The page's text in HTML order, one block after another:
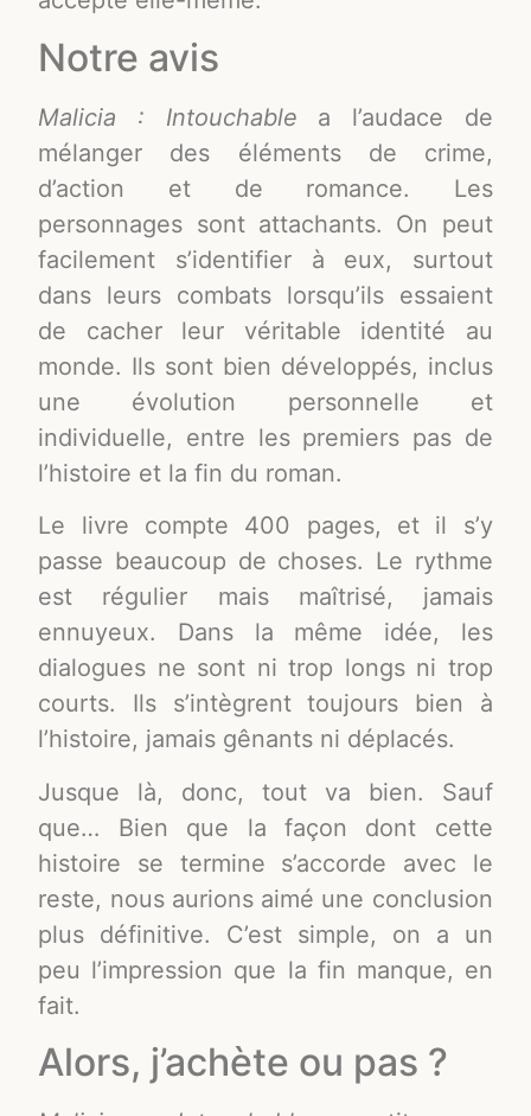
Notre avis
Malicia : Intouchable a l’audace de
mélanger des éléments de crime,
d’action et de romance. Les
personnages sont attachants. On peut
facilement s’identifier à eux, surtout
dans leurs combats lorsqu’ils essaient
de cacher leur véritable identité au
monde. Ils sont bien développés, inclus
une évolution personnelle et
individuelle, entre les premiers pas de
l’histoire et la fin du roman.
Le livre compte 400 pages, et il s’y
passe beaucoup de choses. Le rythme
est régulier mais maîtrisé, jamais
ennuyeux. Dans la même idée, les
dialogues ne sont ni trop longs ni trop
courts. Ils s’intègrent toujours bien à
l’histoire, jamais gênants ni déplacés.
Jusque là, donc, tout va bien. Sauf
que… Bien que la façon dont cette
histoire se termine s’accorde avec le
reste, nous aurions aimé une conclusion
plus définitive. C’est simple, on a un
peu l’impression que la fin manque, en
fait.
Alors, j’achète ou pas ?